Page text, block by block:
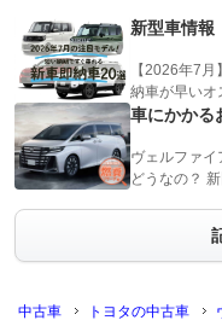
新型車情報
【2026年7
納車が早いオ
車にかかる
ヴェルファ
どうなの？
中古車 トヨタの中古車